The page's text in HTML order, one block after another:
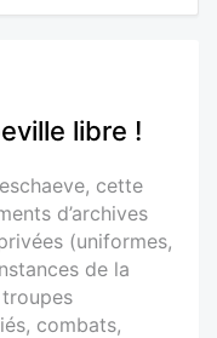
libre !
cette
d’archives
(uniformes,
de la
combats,